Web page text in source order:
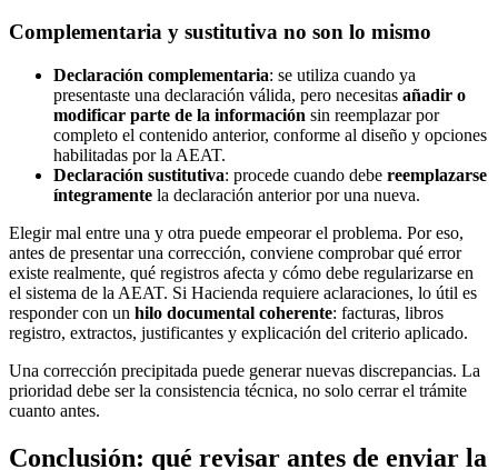
Complementaria y sustitutiva no son lo mismo
Declaración complementaria: se utiliza cuando ya
presentaste una declaración válida, pero necesitas añadir o
modificar parte de la información sin reemplazar por
completo el contenido anterior, conforme al diseño y opciones
habilitadas por la AEAT.
Declaración sustitutiva: procede cuando debe reemplazarse
íntegramente la declaración anterior por una nueva.
Elegir mal entre una y otra puede empeorar el problema. Por eso,
antes de presentar una corrección, conviene comprobar qué error
existe realmente, qué registros afecta y cómo debe regularizarse en
el sistema de la AEAT. Si Hacienda requiere aclaraciones, lo útil es
responder con un hilo documental coherente: facturas, libros
registro, extractos, justificantes y explicación del criterio aplicado.
Una corrección precipitada puede generar nuevas discrepancias. La
prioridad debe ser la consistencia técnica, no solo cerrar el trámite
cuanto antes.
Conclusión: qué revisar antes de enviar la